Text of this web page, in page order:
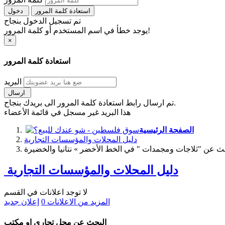
استعادة كلمة المرور
تم تسجيل الدخول بنجاح
يوجد خطأ في اسم المستخدم أو كلمة المرور!
×
استعادة كلمة المرور
البريد
تم ارسال رابط استعادة كلمة المرور الى بريدك بنجاح.
هذا البريد غير مسجل في قائمة الأعضاء
الصفحة الرئيسية
دليل المحلات والمؤسسات التجارية
عن "ثلاجات ومجمدات " في الخط الأخضر » نتانيا والخضيرة
دليل المحلات والمؤسسات التجارية
لا توجد اعلانات في القسم
المزيد من الاعلانات 0 إعلان جديد
البحث عن محل تجاري او مكتب